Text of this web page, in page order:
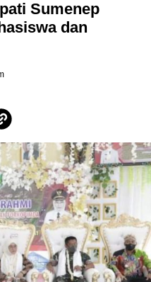
Sumenep
dan